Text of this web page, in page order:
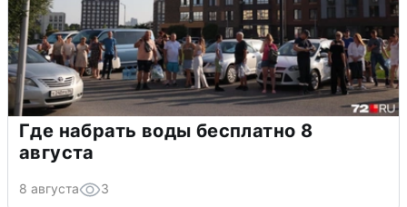
Где набрать воды бесплатно 8
августа
8 августа 3